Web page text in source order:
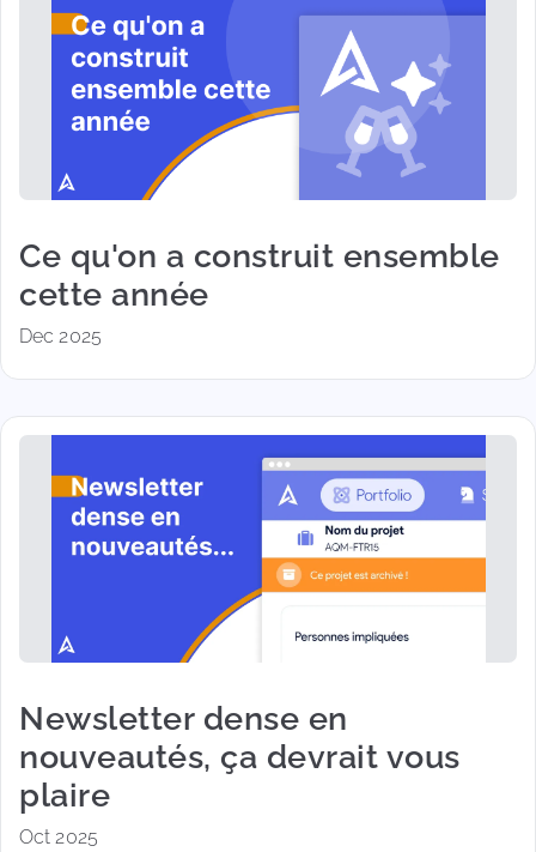
Ce qu'on a construit ensemble
cette année
Dec 2025
Newsletter dense en
nouveautés, ça devrait vous
plaire
Oct 2025